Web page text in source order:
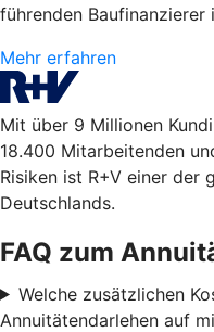
führenden Baufinanzierer
Mehr erfahren
Mit über 9 Millionen
18.400 Mitarbeitenden
Risiken ist R+V einer der
Deutschlands.
FAQ zum
Welche zusätzlichen
Annuitätendarlehen auf